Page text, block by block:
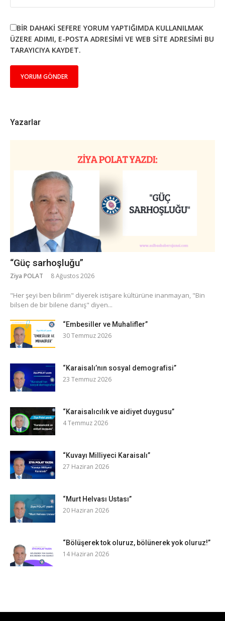
BIR DAHAKI SEFERE YORUM YAPTIĞIMDA KULLANILMAK
ÜZERE ADIMI, E-POSTA ADRESIMI VE WEB SITE ADRESIMI BU
TARAYICIYA KAYDET.
Yazarlar
“Güç sarhoşluğu”
Ziya POLAT 8 Ağustos 2026
​"Her şeyi ben bilirim" diyerek istişare kültürüne inanmayan, "Bin
bilsen de bir bilene danış" diyen...
“Embesiller ve Muhalifler”
30 Temmuz 2026
“Karaisalı’nın sosyal demografisi”
23 Temmuz 2026
“Karaisalıcılık ve aidiyet duygusu”
4 Temmuz 2026
“Kuvayı Milliyeci Karaisalı”
27 Haziran 2026
“Murt Helvası Ustası”
20 Haziran 2026
“Bölüşerek tok oluruz, bölünerek yok oluruz!”
14 Haziran 2026